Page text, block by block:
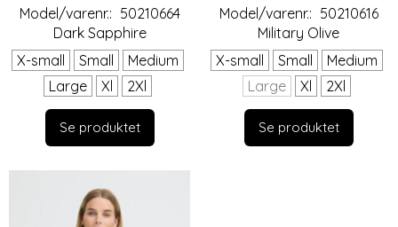
Model/varenr.: 50210664
Dark Sapphire
X-small
Small
Medium
Large
Xl 2Xl
Se produktet
Model/varenr.: 50210616
Military Olive
X-small
Small
Medium
Large
Xl 2Xl
Se produktet